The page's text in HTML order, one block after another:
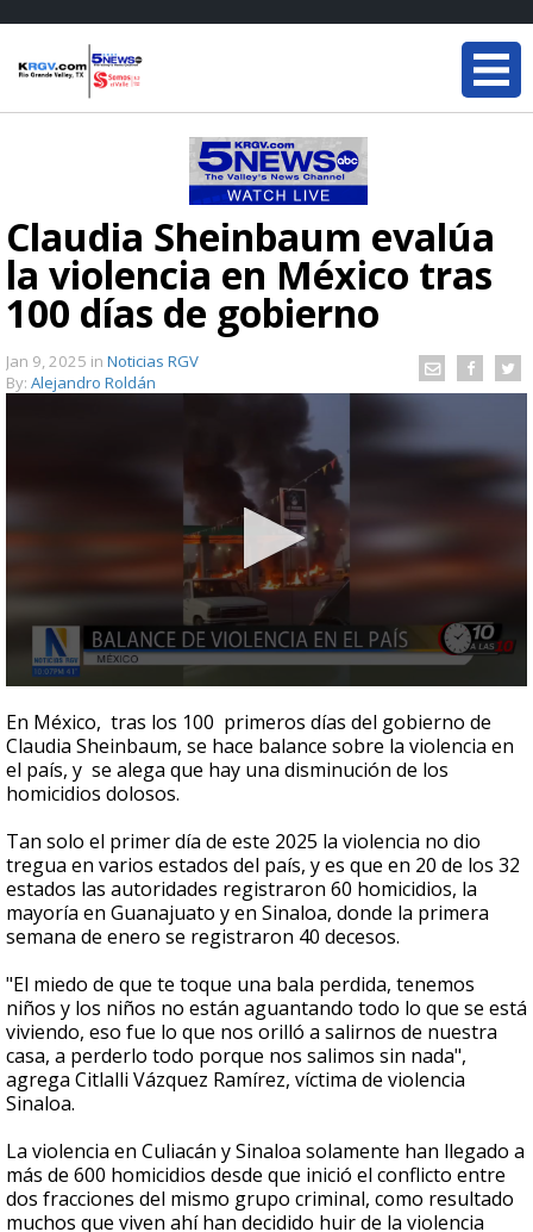
Claudia Sheinbaum evalúa
la violencia en México tras
100 días de gobierno
Jan 9, 2025 in Noticias RGV
By: Alejandro Roldán
seconds
of
2
minutes,
43
En México, tras los 100 primeros días del gobierno de
Claudia Sheinbaum, se hace balance sobre la violencia en
el país, y se alega que hay una disminución de los
homicidios dolosos.
Tan solo el primer día de este 2025 la violencia no dio
tregua en varios estados del país, y es que en 20 de los 32
estados las autoridades registraron 60 homicidios, la
mayoría en Guanajuato y en Sinaloa, donde la primera
semana de enero se registraron 40 decesos.
"El miedo de que te toque una bala perdida, tenemos
niños y los niños no están aguantando todo lo que se está
viviendo, eso fue lo que nos orilló a salirnos de nuestra
casa, a perderlo todo porque nos salimos sin nada",
agrega Citlalli Vázquez Ramírez, víctima de violencia
Sinaloa.
La violencia en Culiacán y Sinaloa solamente han llegado a
más de 600 homicidios desde que inició el conflicto entre
dos fracciones del mismo grupo criminal, como resultado
muchos que viven ahí han decidido huir de la violencia